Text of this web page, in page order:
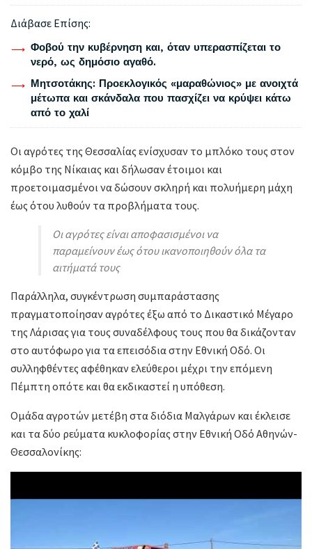
Διάβασε Επίσης:
Φοβού την κυβέρνηση και, όταν υπερασπίζεται το
νερό, ως δημόσιο αγαθό.
Μητσοτάκης: Προεκλογικός «μαραθώνιος» με ανοιχτά
μέτωπα και σκάνδαλα που πασχίζει να κρύψει κάτω
από το χαλί
Οι αγρότες της Θεσσαλίας ενίσχυσαν το μπλόκο τους στον
κόμβο της Νίκαιας και δήλωσαν έτοιμοι και
προετοιμασμένοι να δώσουν σκληρή και πολυήμερη μάχη
έως ότου λυθούν τα προβλήματα τους.
Οι αγρότες είναι αποφασισμένοι να
παραμείνουν έως ότου ικανοποιηθούν όλα τα
αιτήματά τους
Παράλληλα, συγκέντρωση συμπαράστασης
πραγματοποίησαν αγρότες έξω από το Δικαστικό Μέγαρο
της Λάρισας για τους συναδέλφους τους που θα δικάζονταν
στο αυτόφωρο για τα επεισόδια στην Εθνική Οδό. Οι
συλληφθέντες αφέθηκαν ελεύθεροι μέχρι την επόμενη
Πέμπτη οπότε και θα εκδικαστεί η υπόθεση.
Ομάδα αγροτών μετέβη στα διόδια Μαλγάρων και έκλεισε
και τα δύο ρεύματα κυκλοφορίας στην Εθνική Οδό Αθηνών-
Θεσσαλονίκης: